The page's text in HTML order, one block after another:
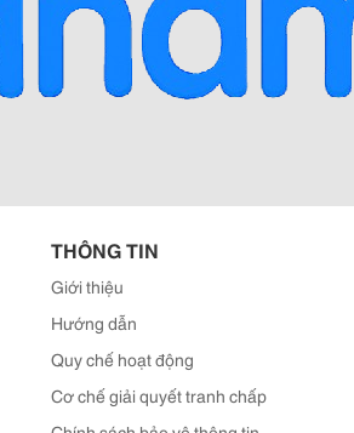
THÔNG TIN
Giới thiệu
Hướng dẫn
Quy chế hoạt động
Cơ chế giải quyết tranh chấp